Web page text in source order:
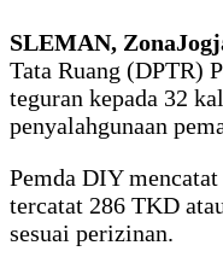
SLEMAN,
Tata Ruang (DPTR)
teguran kepada 32
penyalahgunaan
Pemda DIY
tercatat 286 TKD
sesuai perizinan.